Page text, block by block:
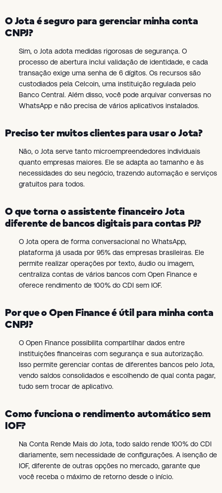
O Jota é seguro para gerenciar minha conta
CNPJ?
Sim, o Jota adota medidas rigorosas de segurança. O
processo de abertura inclui validação de identidade, e cada
transação exige uma senha de 6 dígitos. Os recursos são
custodiados pela Celcoin, uma instituição regulada pelo
Banco Central. Além disso, você pode arquivar conversas no
WhatsApp e não precisa de vários aplicativos instalados.
Preciso ter muitos clientes para usar o Jota?
Não, o Jota serve tanto microempreendedores individuais
quanto empresas maiores. Ele se adapta ao tamanho e às
necessidades do seu negócio, trazendo automação e serviços
gratuitos para todos.
O que torna o assistente financeiro Jota
diferente de bancos digitais para contas PJ?
O Jota opera de forma conversacional no WhatsApp,
plataforma já usada por 95% das empresas brasileiras. Ele
permite realizar operações por texto, áudio ou imagem,
centraliza contas de vários bancos com Open Finance e
oferece rendimento de 100% do CDI sem IOF.
Por que o Open Finance é útil para minha conta
CNPJ?
O Open Finance possibilita compartilhar dados entre
instituições financeiras com segurança e sua autorização.
Isso permite gerenciar contas de diferentes bancos pelo Jota,
vendo saldos consolidados e escolhendo de qual conta pagar,
tudo sem trocar de aplicativo.
Como funciona o rendimento automático sem
IOF?
Na Conta Rende Mais do Jota, todo saldo rende 100% do CDI
diariamente, sem necessidade de configurações. A isenção de
IOF, diferente de outras opções no mercado, garante que
você receba o máximo de retorno desde o início.